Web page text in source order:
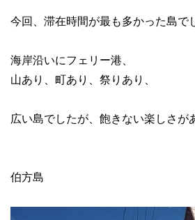
今回、滞在時間が最も多かった島で
海岸沿いにフェリー港、
山あり、町あり、祭りあり、
広い島でしたが、飽きない楽しさが
伯方島